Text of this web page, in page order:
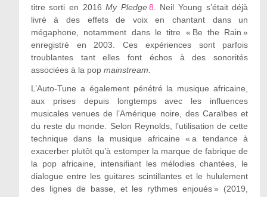
titre sorti en 2016My Pledge8 . Neil Young s’était déjà
livré à des effets de voix en chantant dans un
mégaphone, notamment dans le titre « Be the Rain »
enregistré en 2003. Ces expériences sont parfois
troublantes tant elles font échos à des sonorités
associées à la pop mainstream.
L’Auto-Tune a également pénétré la musique africaine,
aux prises depuis longtemps avec les influences
musicales venues de l’Amérique noire, des Caraïbes et
du reste du monde. Selon Reynolds, l’utilisation de cette
technique dans la musique africaine « a tendance à
exacerber plutôt qu’à estomper la marque de fabrique de
la pop africaine, intensifiant les mélodies chantées, le
dialogue entre les guitares scintillantes et le hululement
des lignes de basse, et les rythmes enjoués » (2019,